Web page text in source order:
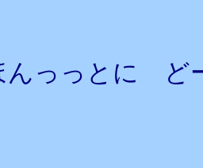
んっっとに ど